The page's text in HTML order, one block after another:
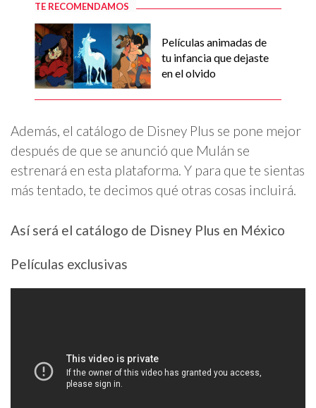
TE RECOMENDAMOS
Películas animadas de
tu infancia que dejaste
en el olvido
Además, el catálogo de Disney Plus se pone mejor
después de que se anunció que Mulán se
estrenará en esta plataforma. Y para que te sientas
más tentado, te decimos qué otras cosas incluirá.
Así será el catálogo de Disney Plus en México
Películas exclusivas